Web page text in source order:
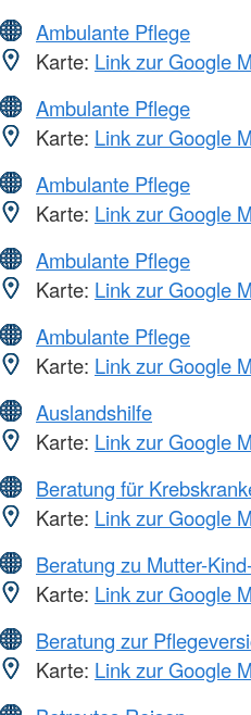
Ambulante Pflege
Karte: Link zur Google
Ambulante Pflege
Karte: Link zur Google
Ambulante Pflege
Karte: Link zur Google
Ambulante Pflege
Karte: Link zur Google
Ambulante Pflege
Karte: Link zur Google
Auslandshilfe
Karte: Link zur Google
Beratung für
Karte: Link zur Google
Beratung zu Mutter-
Karte: Link zur Google
Beratung zur
Karte: Link zur Google